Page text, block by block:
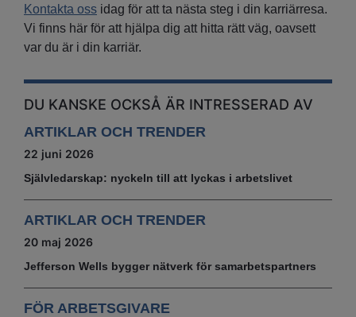
Kontakta oss idag för att ta nästa steg i din karriärresa.
Vi finns här för att hjälpa dig att hitta rätt väg, oavsett
var du är i din karriär.
DU KANSKE OCKSÅ ÄR INTRESSERAD AV
ARTIKLAR OCH TRENDER
22 juni 2026
Självledarskap: nyckeln till att lyckas i arbetslivet
ARTIKLAR OCH TRENDER
20 maj 2026
Jefferson Wells bygger nätverk för samarbetspartners
FÖR ARBETSGIVARE